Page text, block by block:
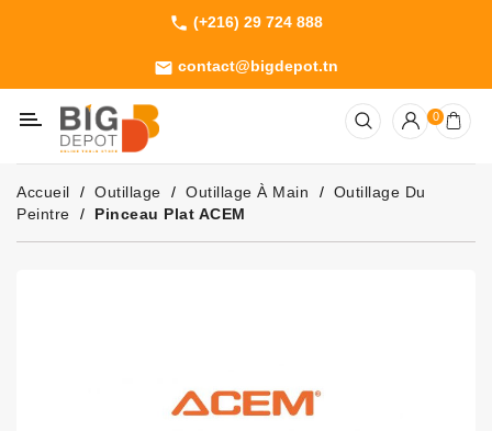
phone (+216) 29 724 888
email contact@bigdepot.tn
Machines
Outillage
Jardinage
Consommables
0
Accueil Outillage Outillage À Main
Outillage Du
Peintre
Pinceau Plat ACEM